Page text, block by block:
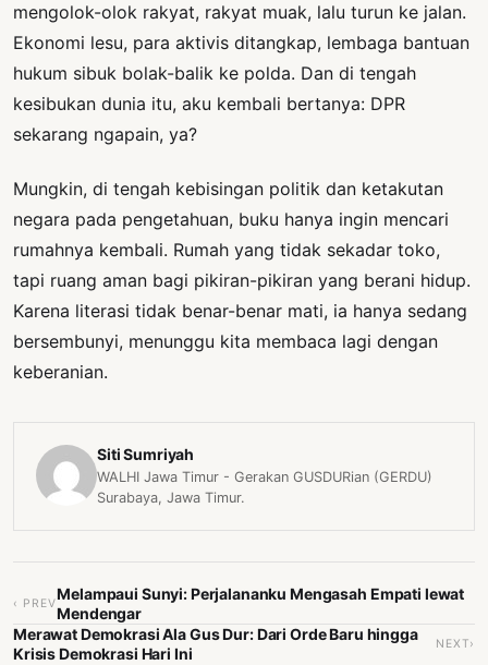
mengolok-olok rakyat, rakyat muak, lalu turun ke jalan.
Ekonomi lesu, para aktivis ditangkap, lembaga bantuan
hukum sibuk bolak-balik ke polda. Dan di tengah
kesibukan dunia itu, aku kembali bertanya: DPR
sekarang ngapain, ya?
Mungkin, di tengah kebisingan politik dan ketakutan
negara pada pengetahuan, buku hanya ingin mencari
rumahnya kembali. Rumah yang tidak sekadar toko,
tapi ruang aman bagi pikiran-pikiran yang berani hidup.
Karena literasi tidak benar-benar mati, ia hanya sedang
bersembunyi, menunggu kita membaca lagi dengan
keberanian.
Siti Sumriyah
WALHI Jawa Timur - Gerakan GUSDURian (GERDU)
Surabaya, Jawa Timur.
‹ PREV
Melampaui Sunyi: Perjalananku Mengasah Empati lewat
Mendengar
Merawat Demokrasi Ala Gus Dur: Dari Orde Baru hingga
Krisis Demokrasi Hari Ini
NEXT›